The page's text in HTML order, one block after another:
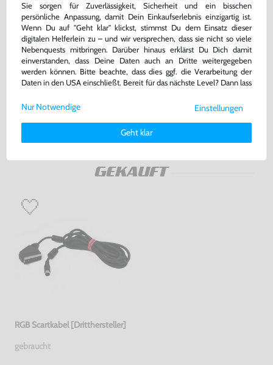
Tomb Raider III
DE Version, nur CD, gebraucht
-10% bisher 7,99 €
Warenkorb
Zubehör Set: AV Cinchkabel &
Netzkabel
gebraucht
GEKAUFT
RGB Scartkabel [Dritthersteller]
gebraucht
Sie sorgen für Zuverlässigkeit, Sicherheit und ein bisschen
persönliche Anpassung, damit Dein Einkaufserlebnis einzigartig ist.
Wenn Du auf "Geht klar" klickst, stimmst Du dem Einsatz dieser
digitalen Helferlein zu – und wir versprechen, dass sie nicht so viele
Nebenquests mitbringen. Darüber hinaus erklärst Du Dich damit
einverstanden, dass Deine Daten auch an Dritte weitergegeben
werden können. Bitte beachte, dass dies ggf. die Verarbeitung der
Daten in den USA einschließt. Bereit für das nächste Level? Dann lass
Weitere Informationen zu den von uns verwendeten Cookies und
Deinen Rechten als Nutzer findest Du in unsererDaten­schutz­
Impressum.
Einstellungen
Geht klar
Nur Notwendige